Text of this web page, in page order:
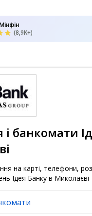
(8,9K+)
і банкомати
на карті, телефони,
Ідея Банку в Миколаєві